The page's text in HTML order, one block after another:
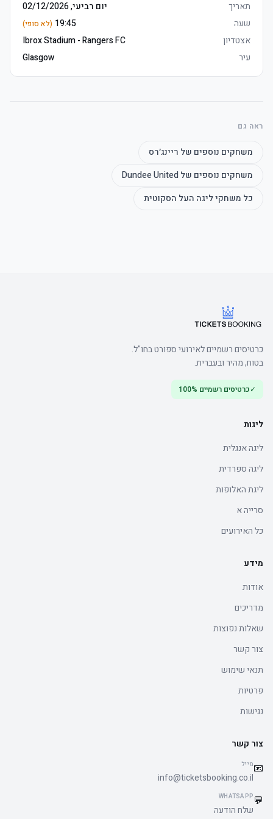
	•
תאריך
יום רביעי, 02/12/2026
שעה
19:45 (לא סופי)
אצטדיון
Ibrox Stadium - Rangers FC
עיר
Glasgow
ראה גם
משחקים נוספים של ריינג׳רס
משחקים נוספים שלDundee United
כל משחקיליגה העל הסקוטית
כרטיסים רשמיים לאירועי ספורט בחו"ל.
בטוח, מהיר ובעברית.
✓כרטיסים רשמיים 100%
ליגות
ליגה אנגלית
ליגה ספרדית
ליגת האלופות
סרייה א
כל האירועים
מידע
אודות
מדריכים
שאלות נפוצות
צור קשר
תנאי שימוש
פרטיות
נגישות
צור קשר
📧מייל
info@ticketsbooking.co.il
💬
WHATSAPP
שלח הודעה